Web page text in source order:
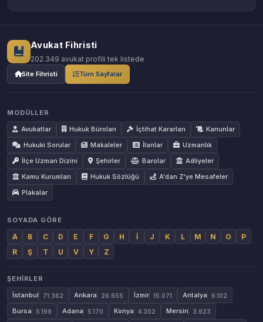
Avukat Fihristi
202.349 avukat profili tek listede
Site Fihristi Tüm Sayfalar
MODÜLLER
Avukatlar
Hukuk Büroları İçtihat Kararları
Kanunlar
Hukuki Sorular
Makaleler İlanlar
Uzmanlık
İlçe Uzman Dizini
Şehirler Barolar
Adliyeler
Kamu Kurumları
Hukuk Sözlüğü
A'dan Z'ye Mesafeler
Plakalar
SOYADA GÖRE
A B C D E F G H İ J K L M N O
P
R
Ş T U V Y Z
ŞEHIRLER
İstanbul
71.362 Ankara 26.655 İzmir 15.071 Antalya 6.102
Bursa 5.199 Adana 5.170 Konya 4.302 Mersin 3.923